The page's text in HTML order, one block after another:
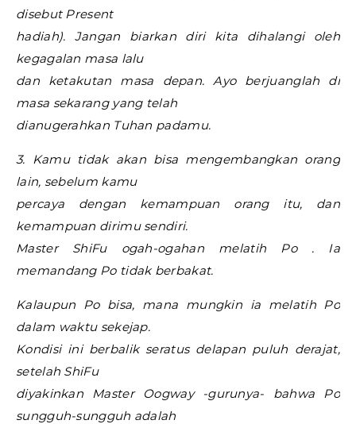
disebut Present
hadiah). Jangan biarkan diri kita dihalangi oleh
kegagalan masa lalu
dan ketakutan masa depan. Ayo berjuanglah di
masa sekarang yang telah
dianugerahkan Tuhan padamu.
3. Kamu tidak akan bisa mengembangkan orang
lain, sebelum kamu
percaya dengan kemampuan orang itu, dan
kemampuan dirimu sendiri.
Master ShiFu ogah-ogahan melatih Po . Ia
memandang Po tidak berbakat.
Kalaupun Po bisa, mana mungkin ia melatih Po
dalam waktu sekejap.
Kondisi ini berbalik seratus delapan puluh derajat,
setelah ShiFu
diyakinkan Master Oogway -gurunya- bahwa Po
sungguh-sungguh adalah